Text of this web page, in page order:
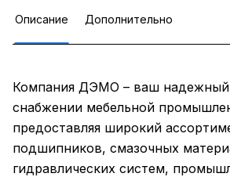
Описание Дополнительно
Компания ДЭМО – ваш надежный
снабжении мебельной
предоставляя широкий
подшипников, смазочных
гидравлических систем,